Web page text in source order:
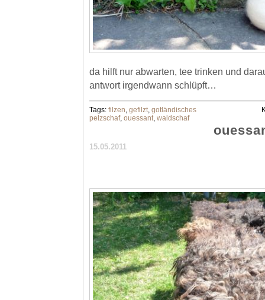
da hilft nur abwarten, tee trinken und
antwort irgendwann schlüpft…
Tags: filzen, gefilzt, gotländisches
pelzschaf, ouessant, waldschaf
15.05.2011